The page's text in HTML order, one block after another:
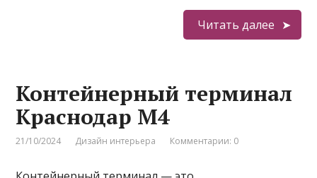
Читать далее
Контейнерный терминал
Краснодар М4
21/10/2024 Дизайн интерьера Комментарии: 0